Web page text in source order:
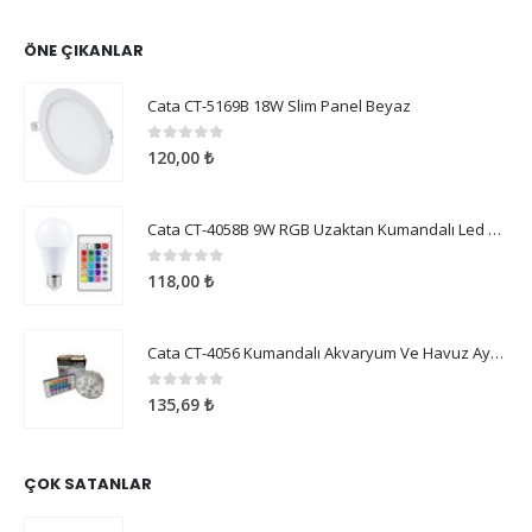
ÖNE ÇIKANLAR
Cata CT-5169B 18W Slim Panel Beyaz
05 üzerinden
120,00 ₺
Cata CT-4058B 9W RGB Uzaktan Kumandalı Led Ampul Beyaz Işık
0 5 üzerinden
118,00 ₺
Cata CT-4056 Kumandalı Akvaryum Ve Havuz Aydınlatma
05 üzerinden
135,69 ₺
ÇOK SATANLAR